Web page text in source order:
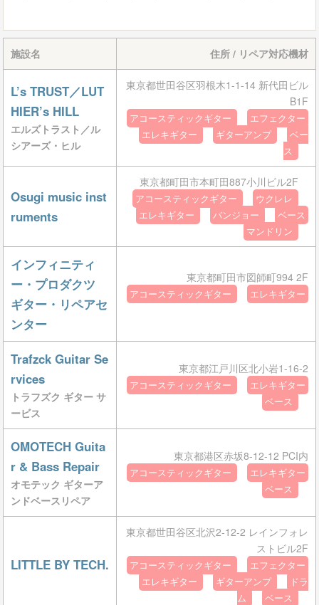
施設名 住所 / リペア対応機材
L’s TRUST／LUT
HIER’s HILL
エルズトラスト／ル
シアーズ・ヒル
東京都世田谷区羽根木1-1-14 新代田ビル
B1F
アコースティックギター
エフェクター
エレキギター
ギターアンプ
ベー
ス
Osugi music inst
ruments
東京都町田市本町田887小川ビル2F
アコースティックギター
ウクレレ
エレキギター
バンジョー
ベース
マンドリン
インフィニティ
ー・プロダクツ
ギター・リペアセ
ンター
東京都町田市図師町994 2F
アコースティックギター エレキギター
Trafzck Guitar Se
rvices
トラフズク ギター サ
ービス
東京都江戸川区北小岩1-16-2
アコースティックギター
エレキギター
ベース
OMOTECH Guita
r & Bass Repair
オモテック ギターア
ンドベースリペア
東京都港区赤坂8-12-12 PCI内
アコースティックギター
エレキギター
ベース
LITTLE BY TECH.
東京都世田谷区北沢2-12-2 レインフォレ
ストビル2F
アコースティックギター
エフェクター
エレキギター
ギターアンプ
ドラ
ム
ベース